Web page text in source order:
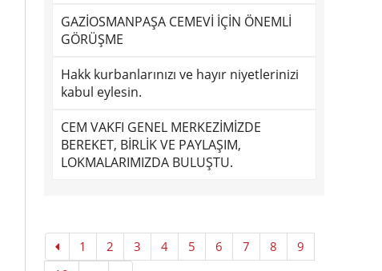
GAZİOSMANPAŞA CEMEVİ İÇİN ÖNEMLİ
GÖRÜŞME
Hakk kurbanlarınızı ve hayır niyetlerinizi
kabul eylesin.
CEM VAKFI GENEL MERKEZİMİZDE
BEREKET, BİRLİK VE PAYLAŞIM,
LOKMALARIMIZDA BULUŞTU.
1 2 3 4 5 6 7 8
9